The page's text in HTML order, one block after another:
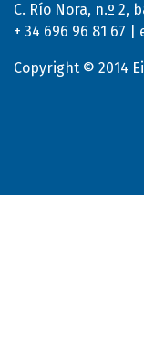
C. Río Nora, n.º 2,
+ 34 696 96 81 67
Copyright © 2014